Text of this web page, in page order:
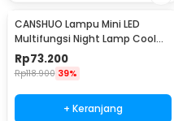
CANSHUO Lampu Mini LED
Multifungsi Night Lamp Cool
White 4.5V 3W 6 PCS - TD001
Rp73.200
Rp118.900 39%
+ Keranjang